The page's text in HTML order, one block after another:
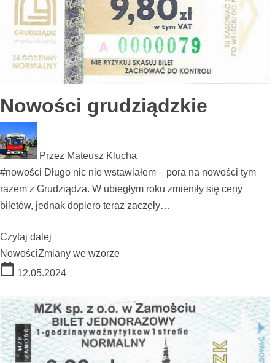
Nowości grudziądzkie
Przez Mateusz Klucha
#nowości Długo nic nie wstawiałem – pora na nowości tym
razem z Grudziądza. W ubiegłym roku zmieniły się ceny
biletów, jednak dopiero teraz zaczęły…
Czytaj dalej
NowościZmiany we wzorze
12.05.2024